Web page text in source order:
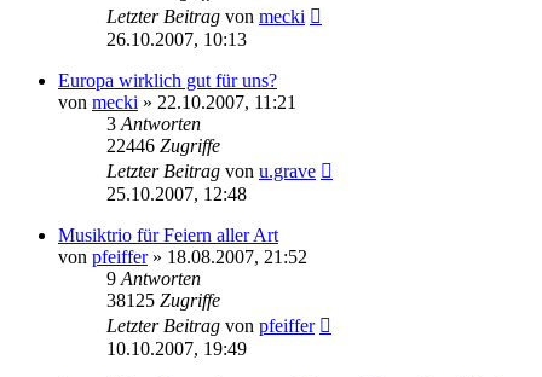
Letzter Beitrag von mecki
26.10.2007, 10:13
Europa wirklich gut für uns?
von mecki » 22.10.2007, 11:21
3 Antworten
22446 Zugriffe
Letzter Beitrag von u.grave
25.10.2007, 12:48
Musiktrio für Feiern aller Art
von pfeiffer» 18.08.2007, 21:52
9 Antworten
38125 Zugriffe
Letzter Beitrag von pfeiffer
10.10.2007, 19:49